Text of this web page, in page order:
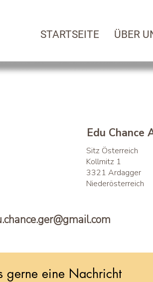
STARTSEITE ÜBER
Edu Chance
Sitz Österreich
Kollmitz 1
3321 Ardagger
Niederösterreich
gerne eine Nachricht